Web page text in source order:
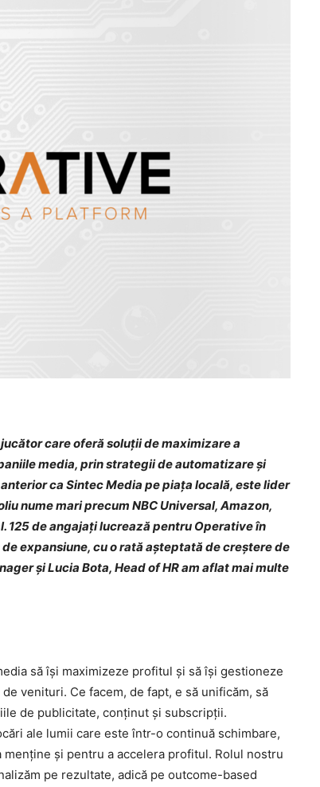
care oferă soluții de maximizare a
media, prin strategii de automatizare și
ca Sintec Media pe piața locală, este lider
nume mari precum NBC Universal, Amazon,
125 de angajați lucrează pentru Operative în
expansiune, cu o rată așteptată de creștere de
și Lucia Bota, Head of HR am aflat mai multe
să își maximizeze profitul și să își gestioneze
venituri. Ce facem, de fapt, e să unificăm, să
de publicitate, conținut și subscripții.
ale lumii care este într-o continuă schimbare,
și pentru a accelera profitul. Rolul nostru
pe rezultate, adică pe outcome-based